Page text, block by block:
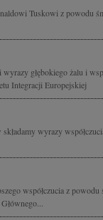
Tuskowi z powodu
głębokiego żalu i
Integracji Europejskiej
wyrazy
współczucia z powodu